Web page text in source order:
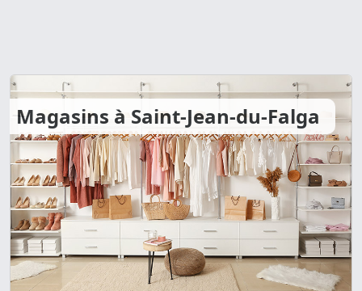
Magasins à Saint-Jean-du-Falga